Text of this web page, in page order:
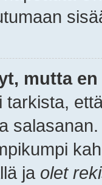
mutta
tarkista,
ja olet